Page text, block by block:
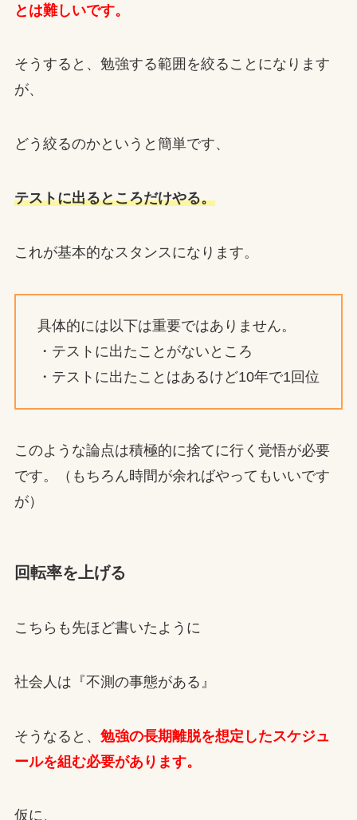
とは難しいです。
そうすると、勉強する範囲を絞ることになります
が、
どう絞るのかというと簡単です、
テストに出るところだけやる。
これが基本的なスタンスになります。
具体的には以下は重要ではありません。
・テストに出たことがないところ
・テストに出たことはあるけど10年で1回位
このような論点は積極的に捨てに行く覚悟が必要
です。（もちろん時間が余ればやってもいいです
が）
回転率を上げる
こちらも先ほど書いたように
社会人は『不測の事態がある』
そうなると、 勉強の長期離脱を想定したスケジュ
ールを組む必要があります。
仮に、